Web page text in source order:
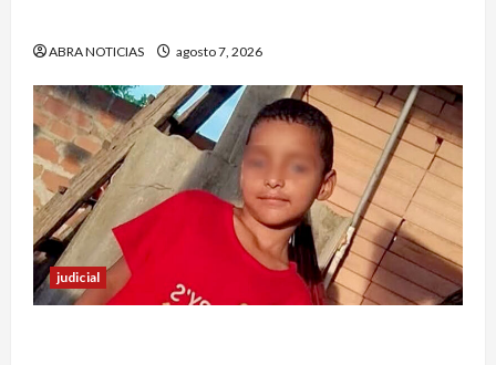
ABRA NOTICIAS agosto 7, 2026
judicial